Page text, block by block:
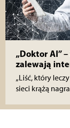
„Doktor AI”
zalewają
„Liść, który
sieci krążą